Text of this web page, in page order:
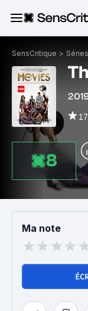
SensCritique > Séries
17
8
Ma note